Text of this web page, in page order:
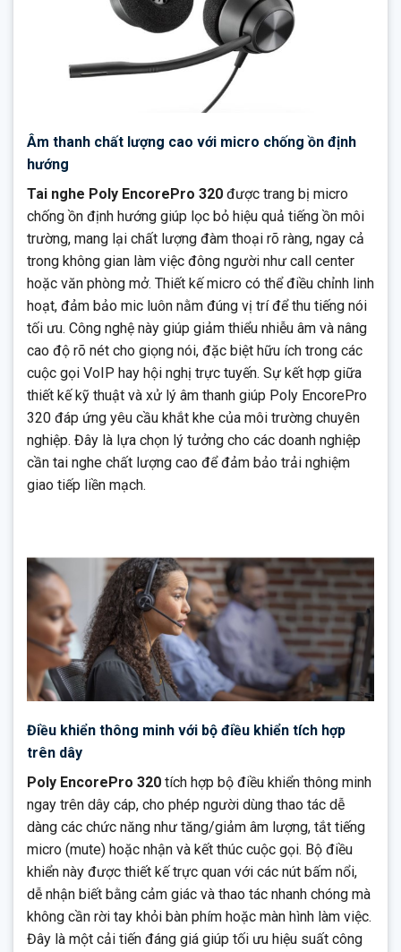
Âm thanh chất lượng cao với micro chống ồn định
hướng
Tai nghe Poly EncorePro 320 được trang bị micro
chống ồn định hướng giúp lọc bỏ hiệu quả tiếng ồn môi
trường, mang lại chất lượng đàm thoại rõ ràng, ngay cả
trong không gian làm việc đông người như call center
hoặc văn phòng mở. Thiết kế micro có thể điều chỉnh linh
hoạt, đảm bảo mic luôn nằm đúng vị trí để thu tiếng nói
tối ưu. Công nghệ này giúp giảm thiểu nhiễu âm và nâng
cao độ rõ nét cho giọng nói, đặc biệt hữu ích trong các
cuộc gọi VoIP hay hội nghị trực tuyến. Sự kết hợp giữa
thiết kế kỹ thuật và xử lý âm thanh giúp Poly EncorePro
320 đáp ứng yêu cầu khắt khe của môi trường chuyên
nghiệp. Đây là lựa chọn lý tưởng cho các doanh nghiệp
cần tai nghe chất lượng cao để đảm bảo trải nghiệm
giao tiếp liền mạch.
Điều khiển thông minh với bộ điều khiển tích hợp
trên dây
Poly EncorePro 320 tích hợp bộ điều khiển thông minh
ngay trên dây cáp, cho phép người dùng thao tác dễ
dàng các chức năng như tăng/giảm âm lượng, tắt tiếng
micro (mute) hoặc nhận và kết thúc cuộc gọi. Bộ điều
khiển này được thiết kế trực quan với các nút bấm nổi,
dễ nhận biết bằng cảm giác và thao tác nhanh chóng mà
không cần rời tay khỏi bàn phím hoặc màn hình làm việc.
Đây là một cải tiến đáng giá giúp tối ưu hiệu suất công